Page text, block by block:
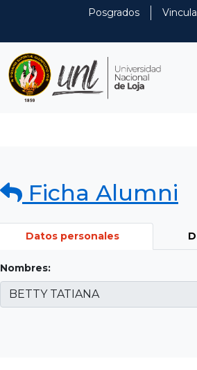
Posgrados
Ficha Alumni
Datos personales
Nombres: